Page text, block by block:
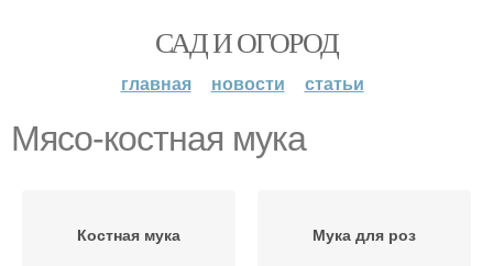
САД И ОГОРОД
главная новости статьи
Мясо-костная мука
Костная мука Мука для роз